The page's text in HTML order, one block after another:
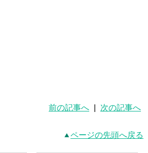
前の記事へ 次の記事へ
ページの先頭へ戻る